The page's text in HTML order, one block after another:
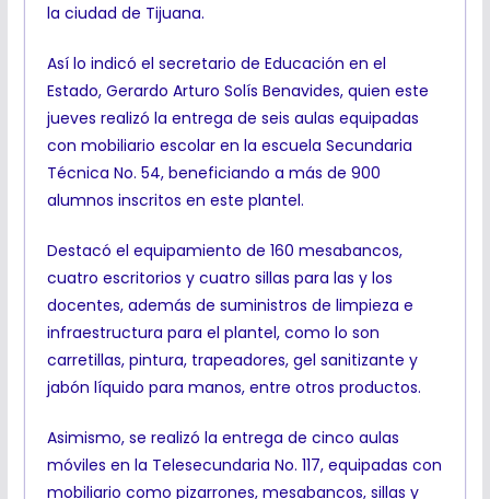
la ciudad de Tijuana.
Así lo indicó el secretario de Educación en el
Estado, Gerardo Arturo Solís Benavides, quien este
jueves realizó la entrega de seis aulas equipadas
con mobiliario escolar en la escuela Secundaria
Técnica No. 54, beneficiando a más de 900
alumnos inscritos en este plantel.
Destacó el equipamiento de 160 mesabancos,
cuatro escritorios y cuatro sillas para las y los
docentes, además de suministros de limpieza e
infraestructura para el plantel, como lo son
carretillas, pintura, trapeadores, gel sanitizante y
jabón líquido para manos, entre otros productos.
Asimismo, se realizó la entrega de cinco aulas
móviles en la Telesecundaria No. 117, equipadas con
mobiliario como pizarrones, mesabancos, sillas y